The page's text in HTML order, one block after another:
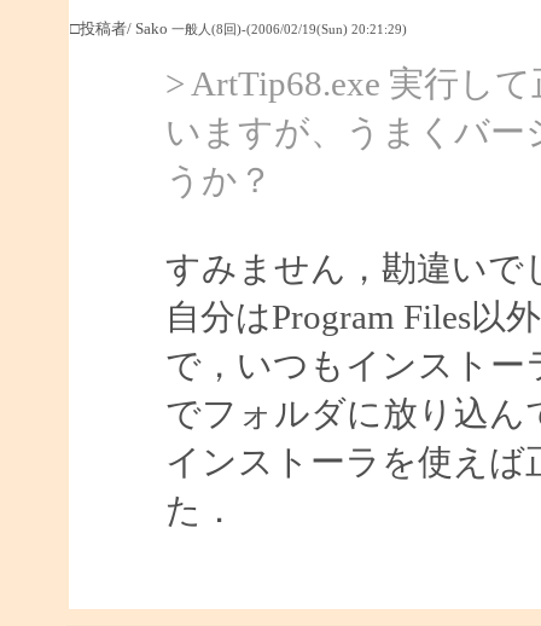
□投稿者/ Sako 一般人(8回)-(2006/02/19(Sun) 20:21:29)
> ArtTip68.exe 実行し
いますが、うまくバ
うか？
すみません，勘違いで
自分はProgram Files以
で，いつもインストー
でフォルダに放り込ん
インストーラを使え
た．